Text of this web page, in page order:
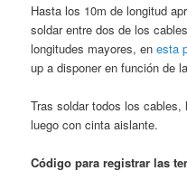
Hasta los 10m de longitud
soldar entre dos de los
longitudes mayores, enesta
up a disponer en función de
Tras soldar todos los
luego con cinta aislante.
Código para registrar las